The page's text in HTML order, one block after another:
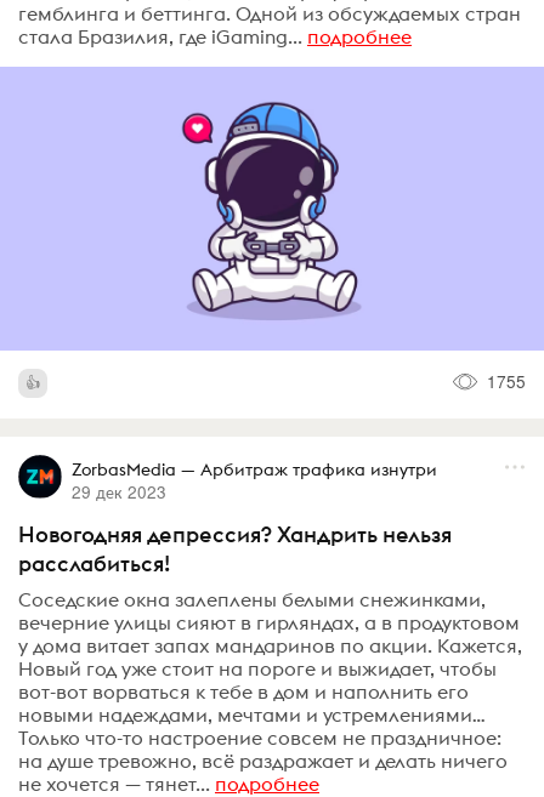
гемблинга и беттинга. Одной из обсуждаемых стран
стала Бразилия, где iGaming... подробнее
1755
ZorbasMedia — Арбитраж трафика изнутри
29 дек 2023
Новогодняя депрессия? Хандрить нельзя
расслабиться!
Соседские окна залеплены белыми снежинками,
вечерние улицы сияют в гирляндах, а в продуктовом
у дома витает запах мандаринов по акции. Кажется,
Новый год уже стоит на пороге и выжидает, чтобы
вот-вот ворваться к тебе в дом и наполнить его
новыми надеждами, мечтами и устремлениями…
Только что-то настроение совсем не праздничное:
на душе тревожно, всё раздражает и делать ничего
не хочется — тянет... подробнее